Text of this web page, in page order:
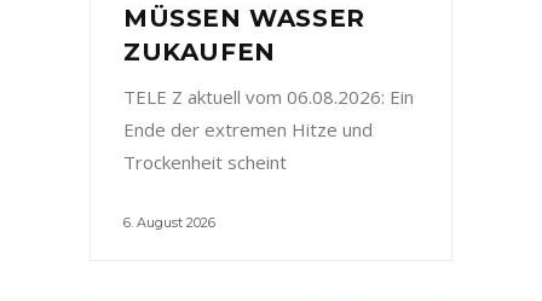
MÜSSEN WASSER
ZUKAUFEN
TELE Z aktuell vom 06.08.2026: Ein
Ende der extremen Hitze und
Trockenheit scheint
6. August 2026